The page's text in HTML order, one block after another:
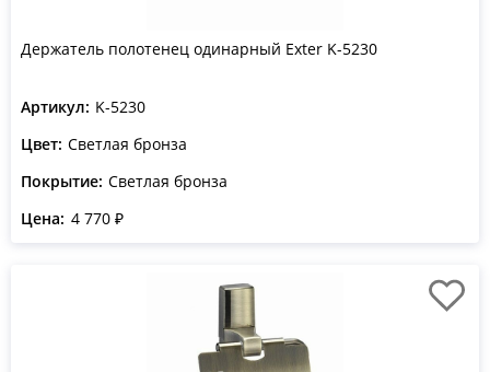
Держатель полотенец одинарный Exter K-5230
Артикул: K-5230
Цвет: Светлая бронза
Покрытие: Светлая бронза
Цена: 4 770 ₽